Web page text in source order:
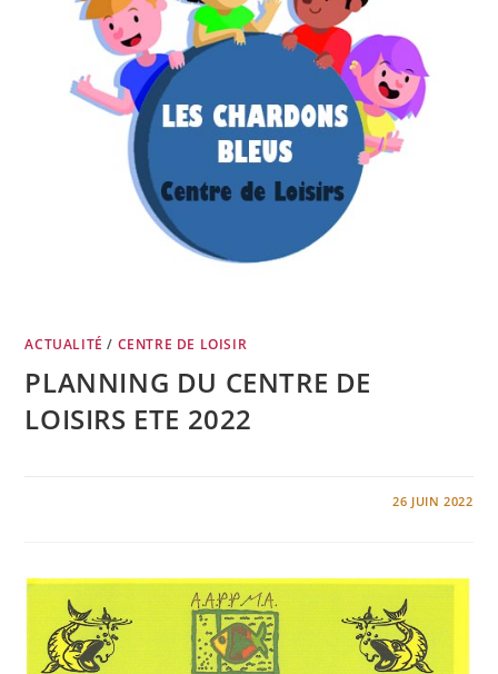
ACTUALITÉ / CENTRE DE LOISIR
PLANNING DU CENTRE DE
LOISIRS ETE 2022
26 JUIN 2022